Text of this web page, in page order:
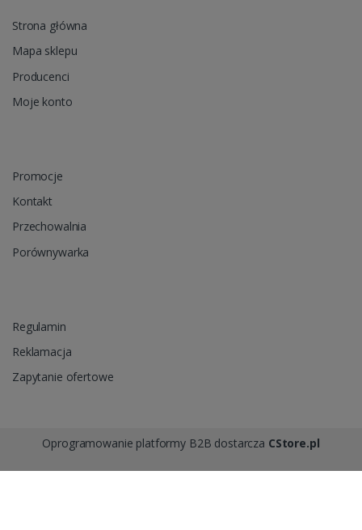
Strona główna
Mapa sklepu
Producenci
Moje konto
Promocje
Kontakt
Przechowalnia
Porównywarka
Regulamin
Reklamacja
Zapytanie ofertowe
Oprogramowanie platformy B2B dostarcza CStore.pl